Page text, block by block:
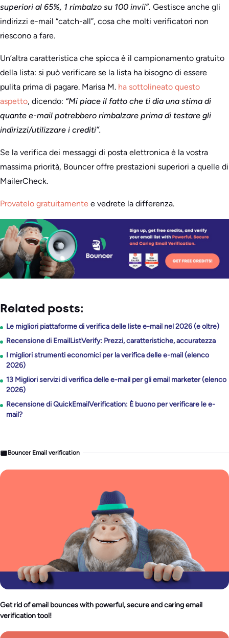
superiori al 65%, 1 rimbalzo su 100 invii”. Gestisce anche gli
indirizzi e-mail “catch-all”, cosa che molti verificatori non
riescono a fare.
Un’altra caratteristica che spicca è il campionamento gratuito
della lista: si può verificare se la lista ha bisogno di essere
pulita prima di pagare. Marisa M. ha sottolineato questo
aspetto, dicendo: “Mi piace il fatto che ti dia una stima di
quante e-mail potrebbero rimbalzare prima di testare gli
indirizzi/utilizzare i crediti”.
Se la verifica dei messaggi di posta elettronica è la vostra
massima priorità, Bouncer offre prestazioni superiori a quelle di
MailerCheck.
Provatelo gratuitamente e vedrete la differenza.
Related posts:
Le migliori piattaforme di verifica delle liste e-mail nel 2026 (e oltre)
Recensione di EmailListVerify: Prezzi, caratteristiche, accuratezza
I migliori strumenti economici per la verifica delle e-mail (elenco
2026)
13 Migliori servizi di verifica delle e-mail per gli email marketer (elenco
2026)
Recensione di QuickEmailVerification: È buono per verificare le e-
mail?
Bouncer Email verification
Get rid of email bounces with powerful, secure and caring email
verification tool!